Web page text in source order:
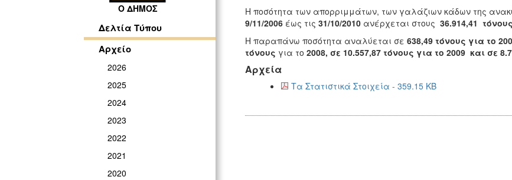
Ο ΔΗΜΟΣ
Δελτία Τύπου
Αρχείο
2026
2025
2024
2023
2022
2021
2020
Η ποσότητα των απορριμμάτων, των γαλάζιων κάδων της
9/11/2006έως τις 31/10/2010 ανέρχεται στους 36.914,41
Η παραπάνω ποσότητα αναλύεται σε 638,49 τόνους για το
τόνους για το 2008, σε 10.557,87 τόνους για το 2009 και σε
Αρχεία
Τα Στατιστικά Στοιχεία - 359.15 KB